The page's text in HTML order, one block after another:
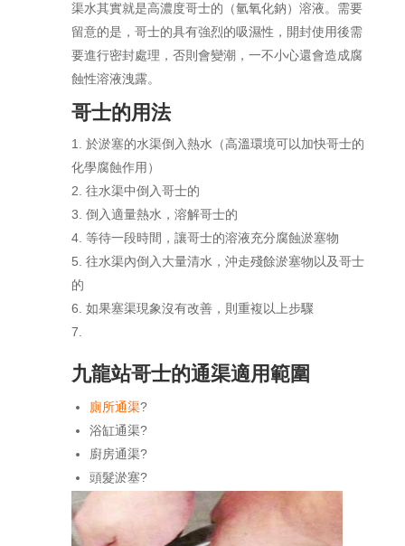
渠水其實就是高濃度哥士的（氫氧化鈉）溶液。需要
留意的是，哥士的具有強烈的吸濕性，開封使用後需
要進行密封處理，否則會變潮，一不小心還會造成腐
蝕性溶液洩露。
哥士的用法
於淤塞的水渠倒入熱水（高溫環境可以加快哥士的
化學腐蝕作用）
往水渠中倒入哥士的
倒入適量熱水，溶解哥士的
等待一段時間，讓哥士的溶液充分腐蝕淤塞物
往水渠內倒入大量清水，沖走殘餘淤塞物以及哥士
的
如果塞渠現象沒有改善，則重複以上步驟
九龍站哥士的通渠適用範圍
廁所通渠?
浴缸通渠?
廚房通渠?
頭髮淤塞?